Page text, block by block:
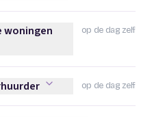
op de dag zelf
vastleggen afvinken
woningen
op de dag zelf
afvinken